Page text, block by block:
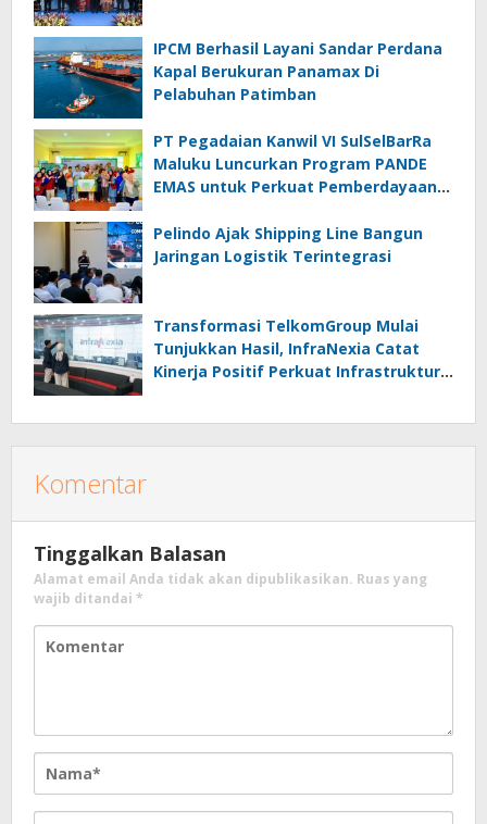
IPCM Berhasil Layani Sandar Perdana
Kapal Berukuran Panamax Di
Pelabuhan Patimban
PT Pegadaian Kanwil VI SulSelBarRa
Maluku Luncurkan Program PANDE
EMAS untuk Perkuat Pemberdayaan
Pelindo Ajak Shipping Line Bangun
Jaringan Logistik Terintegrasi
Transformasi TelkomGroup Mulai
Tunjukkan Hasil, InfraNexia Catat
Kinerja Positif Perkuat Infrastruktur
Komentar
Tinggalkan Balasan
Alamat email Anda tidak akan dipublikasikan. Ruas yang
wajib ditandai *